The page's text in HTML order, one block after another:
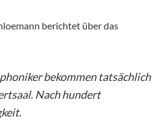
berichtet über das
bekommen tatsächlich
Nach hundert